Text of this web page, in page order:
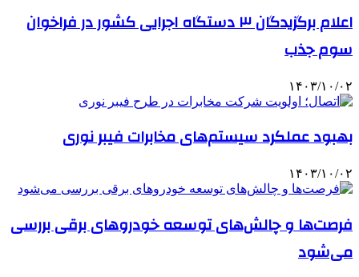
اعلام برگزیدگان ۳ دستگاه اجرایی کشور در فراخوان
سوم جذب
۱۴۰۳/۱۰/۰۲
بهبود عملکرد سیستم‌های مخابرات فیبر نوری
۱۴۰۳/۱۰/۰۲
فرصت‌ها و چالش‌های توسعه خودروهای برقی بررسی
می‌شود